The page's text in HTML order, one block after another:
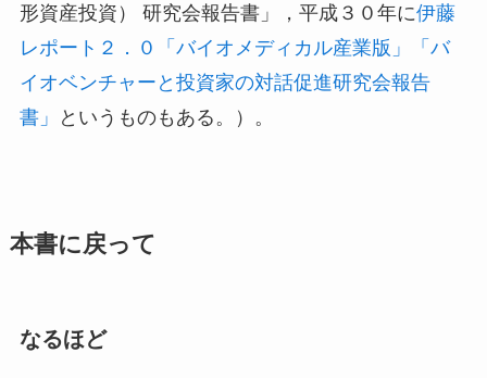
形資産投資） 研究会報告書」，平成３０年に伊藤
レポート２．０「バイオメディカル産業版」「バ
イオベンチャーと投資家の対話促進研究会報告
書」
というものもある。）。
本書に戻って
なるほど